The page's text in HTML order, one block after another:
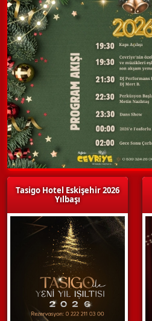
Tasigo Hotel Eskişehir 2026
Yılbaşı